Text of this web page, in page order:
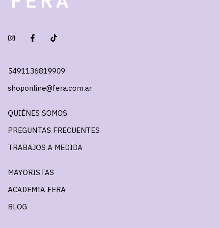
5491136819909
shoponline@fera.com.ar
QUIÉNES SOMOS
PREGUNTAS FRECUENTES
TRABAJOS A MEDIDA
MAYORISTAS
ACADEMIA FERA
BLOG